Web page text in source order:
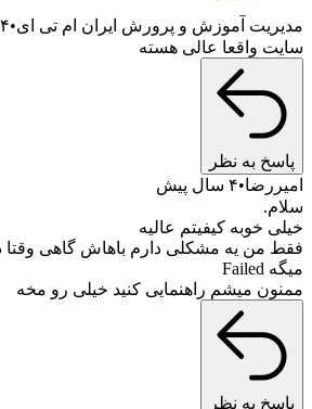
آموزش و پرورش ایران ام تی ای ۴ سال پیش
واقعا عالی هسته
به نظر
۴ سال پیش
کیفیتم عالیه
میشم راهنمایی کنید خیلی رو مخه
به نظر